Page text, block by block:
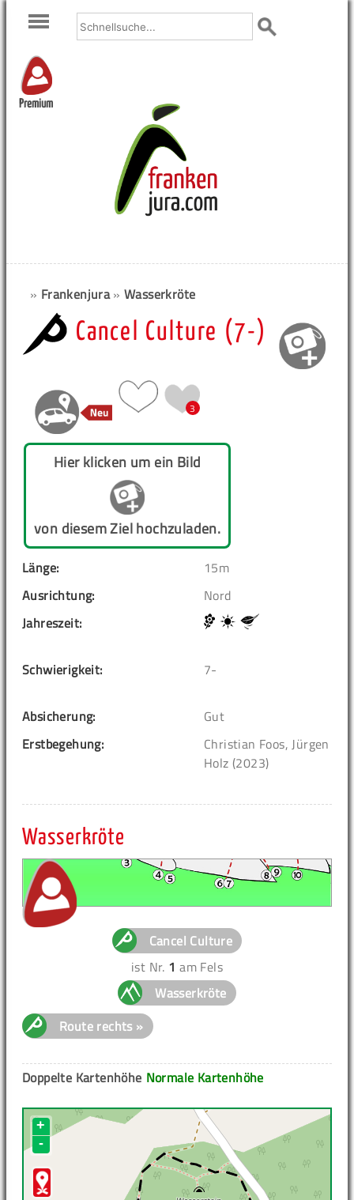
Premium
» Frankenjura»Wasserkröte
Cancel Culture (7-)
3
Hier klicken um ein Bild
von diesem Ziel hochzuladen.
Länge:
15m
Ausrichtung:
Nord
Jahreszeit:
Schwierigkeit: 7-
Absicherung:
Gut
Erstbegehung:
Christian Foos, Jürgen
Holz (2023)
Wasserkröte
Cancel Culture
ist Nr. 1 am Fels
Wasserkröte
Route rechts »
Normale Kartenhöhe
Doppelte Kartenhöhe
+
-